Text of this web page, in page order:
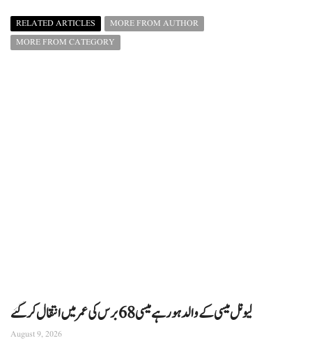
RELATED ARTICLES
MORE FROM AUTHOR
MORE FROM CATEGORY
لیونل میسی کے والد ہورہے میسی 68 برس کی عمر میں انتقال کرگئے
August 9, 2026